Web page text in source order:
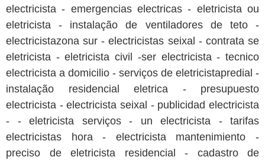
electricista - emergencias electricas - eletricista ou
eletricista - instalação de ventiladores de teto -
electricistazona sur - electricistas seixal - contrata se
eletricista - eletricista civil -ser electricista - tecnico
electricista a domicilio - serviços de eletricistapredial -
instalação residencial eletrica - presupuesto
electricista - electricista seixal - publicidad electricista
- - eletricista serviços - un electricista - tarifas
electricistas hora - electricista mantenimiento -
preciso de eletricista residencial - cadastro de